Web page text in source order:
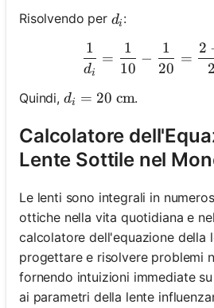
Risolvendo per d_i
di :
di
1
=
10
1
−
20
1
=
2
Quindi, d_i = 20 \text{ cm}
di = 20 cm.
Calcolatore
Lente Sottile nel
Le lenti sono integrali in
ottiche nella vita quotidiana e
calcolatore dell'equazione della
progettare e risolvere problemi
fornendo intuizioni immediate
ai parametri della lente